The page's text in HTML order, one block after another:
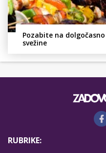
Pozabite na
svežine
RUBRIKE: